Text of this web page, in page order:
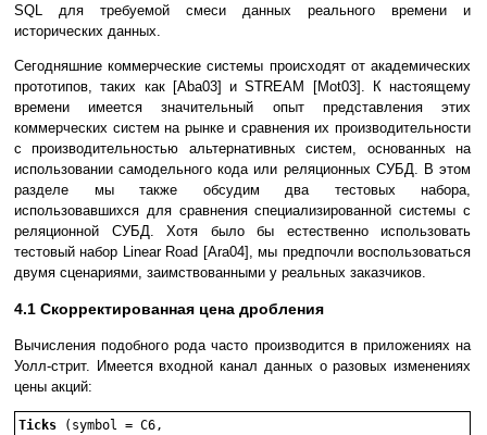
SQL для требуемой смеси данных реального времени и
исторических данных.
Сегодняшние коммерческие системы происходят от академических
прототипов, таких как [Aba03] и STREAM [Mot03]. К настоящему
времени имеется значительный опыт представления этих
коммерческих систем на рынке и сравнения их производительности
с производительностью альтернативных систем, основанных на
использовании самодельного кода или реляционных СУБД. В этом
разделе мы также обсудим два тестовых набора,
использовавшихся для сравнения специализированной системы с
реляционной СУБД. Хотя было бы естественно использовать
тестовый набор Linear Road [Ara04], мы предпочли воспользоваться
двумя сценариями, заимствованными у реальных заказчиков.
4.1 Скорректированная цена дробления
Вычисления подобного рода часто производится в приложениях на
Уолл-стрит. Имеется входной канал данных о разовых изменениях
цены акций:
Ticks (symbol = C6,